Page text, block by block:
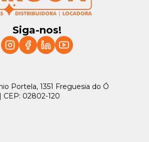
Siga-nos!
Portela, 1351 Freguesia do Ó
CEP: 02802-120